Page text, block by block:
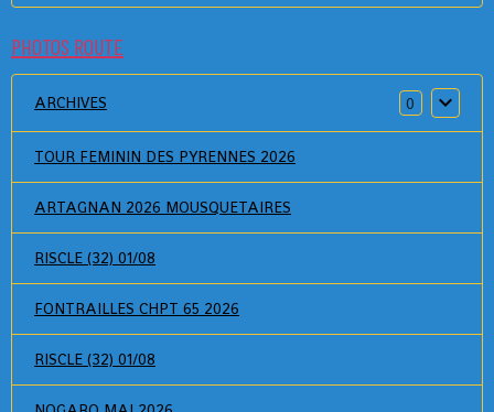
PHOTOS ROUTE
ARCHIVES 0
TOUR FEMININ DES PYRENNES 2026
ARTAGNAN 2026 MOUSQUETAIRES
RISCLE (32) 01/08
FONTRAILLES CHPT 65 2026
RISCLE (32) 01/08